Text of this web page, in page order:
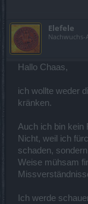
Elefele
Hallo Chaas,
ich wollte weder
kränken.
Auch ich bin kein
Nicht, weil ich
schaden,
Weise mühsam
Ich werde